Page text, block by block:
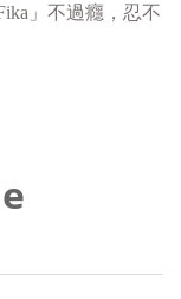
」不過癮，忍不